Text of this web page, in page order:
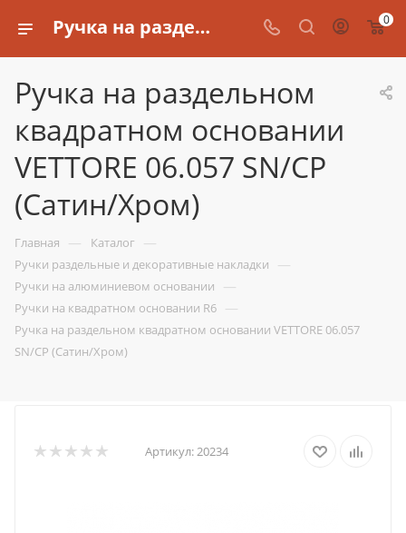
Ручка на раздельном квадратном основании VETTORE 06.057 SN/CP (Сатин/Хром) 0
Ручка на раздельном
квадратном основании
VETTORE 06.057 SN/CP
(Сатин/Хром)
Главная — Каталог —
Ручки раздельные и декоративные накладки —
Ручки на алюминиевом основании —
Ручки на квадратном основании R6 —
Ручка на раздельном квадратном основании VETTORE 06.057
SN/CP (Сатин/Хром)
Артикул:20234